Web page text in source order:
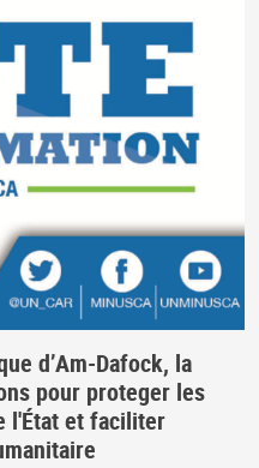
d’Am-Dafock, la
pour proteger les
l'État et faciliter